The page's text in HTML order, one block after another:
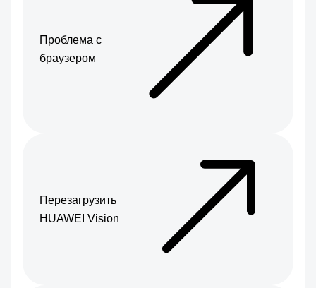
Проблема с
браузером
Перезагрузить
HUAWEI Vision